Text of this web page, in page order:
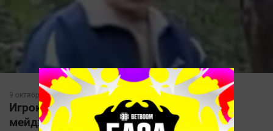
9 октября, 2021, 09:43
Игрок с VAC-баном может поехать на
мейджор по CS. Будет первым!